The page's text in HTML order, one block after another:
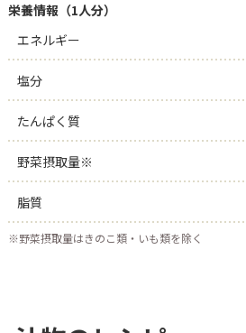
栄養情報（1人分）
エネルギー
塩分
たんぱく質
野菜摂取量※
脂質
※野菜摂取量はきのこ類・いも類を除く